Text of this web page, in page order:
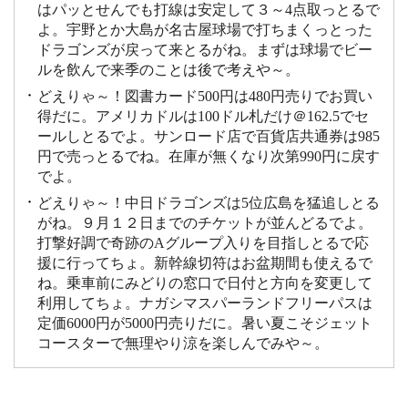
はパッとせんでも打線は安定して３～4点取っとるで
よ。宇野とか大島が名古屋球場で打ちまくっとった
ドラゴンズが戻って来とるがね。まずは球場でビー
ルを飲んで来季のことは後で考えや～。
どえりゃ～！図書カード500円は480円売りでお買い
得だに。アメリカドルは100ドル札だけ＠162.5でセ
ールしとるでよ。サンロード店で百貨店共通券は985
円で売っとるでね。在庫が無くなり次第990円に戻す
でよ。
どえりゃ～！中日ドラゴンズは5位広島を猛追しとる
がね。９月１２日までのチケットが並んどるでよ。
打撃好調で奇跡のAグループ入りを目指しとるで応
援に行ってちょ。新幹線切符はお盆期間も使えるで
ね。乗車前にみどりの窓口で日付と方向を変更して
利用してちょ。ナガシマスパーランドフリーパスは
定価6000円が5000円売りだに。暑い夏こそジェット
コースターで無理やり涼を楽しんでみや～。